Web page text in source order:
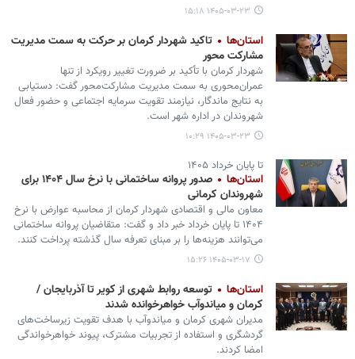
۱۴۰۵-۰۳-۲۳ ۱۵:۱۸
استان‌ها
تاکید شهردار کرمان بر حرکت به سمت مدیریت
مشارکت محور
شهردار کرمان با تأکید بر ضرورت تغییر رویکرد از تنها
عمران‌محوری به سمت مدیریت مشارکت‌محور گفت: دستیابی
به نتایج ماندگار، نیازمند تقویت سرمایه اجتماعی و حضور فعال
شهروندان در اداره شهر است.
۱۴۰۵-۰۳-۲۳ ۱۰:۲۹
تا پایان خرداد ۱۴۰۵
استان‌ها
صدور پروانه ساختمانی با نرخ سال ۱۴۰۴ برای
شهروندان کرمانی
معاون مالی و اقتصادی شهردار کرمان از محاسبه عوارض با نرخ
۱۴۰۴ تا پایان خرداد خبر داد و گفت: متقاضیان پروانه ساختمانی
می‌توانند هزینه‌ها را بر مبنای تعرفه سال گذشته پرداخت کنند.
۱۴۰۵-۰۳-۱۷ ۱۵:۲۶
استان‌ها
توسعه روابط شهری از کویر تا آذربایجان /
کرمان و میاندوآب خواهرخوانده شدند
مدیران شهری کرمان و میاندوآب با هدف تقویت زیرساخت‌های
گردشگری و استفاده از تجربیات مشترک، پیوند خواهرخواندگی
امضا کردند.